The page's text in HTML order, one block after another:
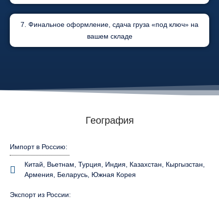
7. Финальное оформление, сдача груза «под ключ» на
вашем складе
География
Импорт в Россию:
Китай, Вьетнам, Турция, Индия, Казахстан, Кыргызстан,
Армения, Беларусь, Южная Корея
Экспорт из России: